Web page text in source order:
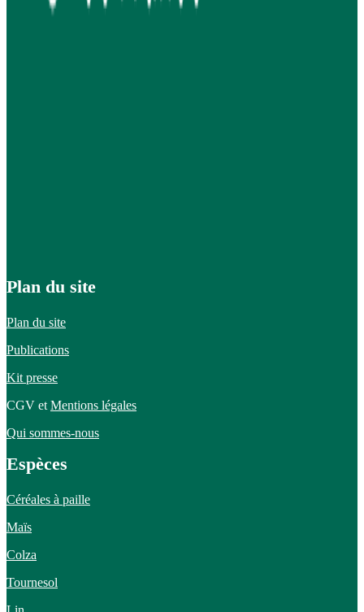
Plan du site
Plan du site
Publications
Kit presse
CGV et Mentions légales
Qui sommes-nous
Espèces
Céréales à paille
Maïs
Colza
Tournesol